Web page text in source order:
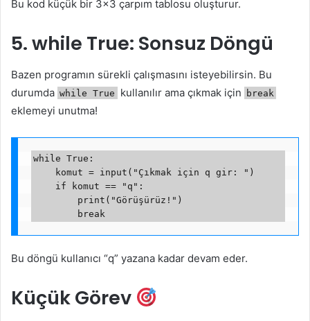
Bu kod küçük bir 3×3 çarpım tablosu oluşturur.
5. while True: Sonsuz Döngü
Bazen programın sürekli çalışmasını isteyebilirsin. Bu
durumda while True kullanılır ama çıkmak için break
eklemeyi unutma!
while True:
Bu döngü kullanıcı “q” yazana kadar devam eder.
Küçük Görev